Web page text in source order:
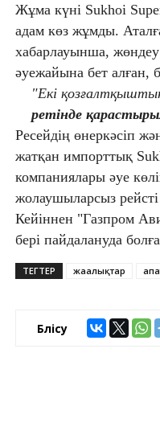
Жұма күні Sukhoi
адам көз жұмды.
хабарлауынша,
әуежайына бет алған,
"Екі
ретінде
Ресейдің өнеркәсіп
жатқан импорттық
компаниялары әуе
жолаушыларсыз
Кейіннен "Газпром
бері пайдалануда
ТЕГТЕР жаңалықтар
Бөлісу